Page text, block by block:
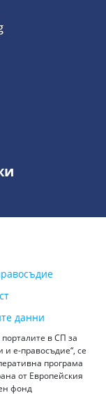
данни
в СП за
е-правосъдие“, се
програма
от Европейския
фонд